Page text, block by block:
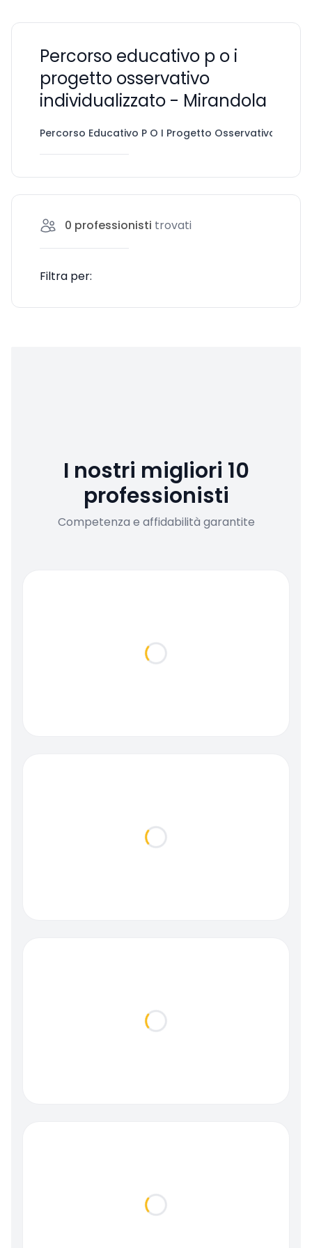
Percorso educativo p o i
progetto osservativo
individualizzato - Mirandola
Percorso Educativo P O I Progetto Osservativo
0 professionisti trovati
Filtra per:
I nostri migliori 10
professionisti
Competenza e affidabilità garantite
Loading...
Loading...
Loading...
Loading...